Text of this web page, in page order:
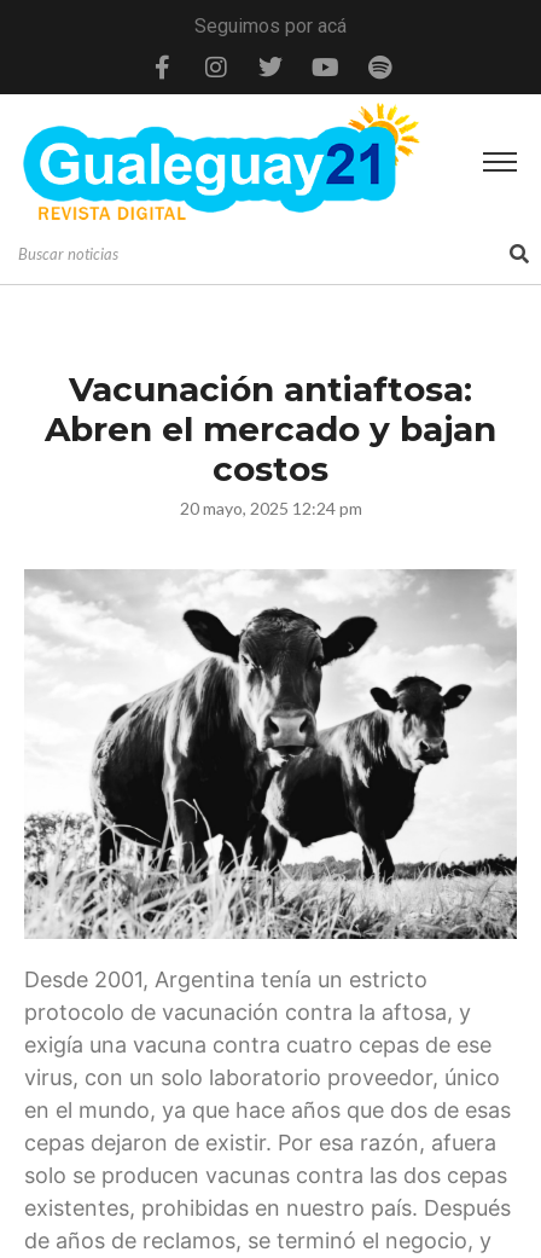
Seguimos por acá
Vacunación antiaftosa:
Abren el mercado y bajan
costos
20 mayo, 2025 12:24 pm
Desde 2001, Argentina tenía un estricto
protocolo de vacunación contra la aftosa, y
exigía una vacuna contra cuatro cepas de ese
virus, con un solo laboratorio proveedor, único
en el mundo, ya que hace años que dos de esas
cepas dejaron de existir. Por esa razón, afuera
solo se producen vacunas contra las dos cepas
existentes, prohibidas en nuestro país. Después
de años de reclamos, se terminó el negocio, y